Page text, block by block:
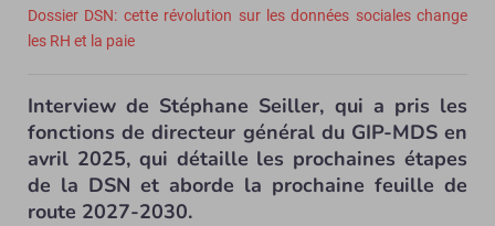
Dossier DSN: cette révolution sur les données sociales change
les RH et la paie
Interview de Stéphane Seiller, qui a pris les
fonctions de directeur général du GIP-MDS en
avril 2025, qui détaille les prochaines étapes
de la DSN et aborde la prochaine feuille de
route 2027-2030.